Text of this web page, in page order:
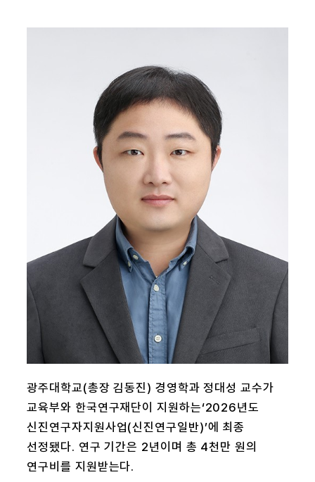
광주대학교(총장 김동진) 경영학과 정대성 교수가
교육부와 한국연구재단이 지원하는‘2026년도
신진연구자지원사업(신진연구일반)’에 최종
선정됐다. 연구 기간은 2년이며 총 4천만 원의
연구비를 지원받는다.